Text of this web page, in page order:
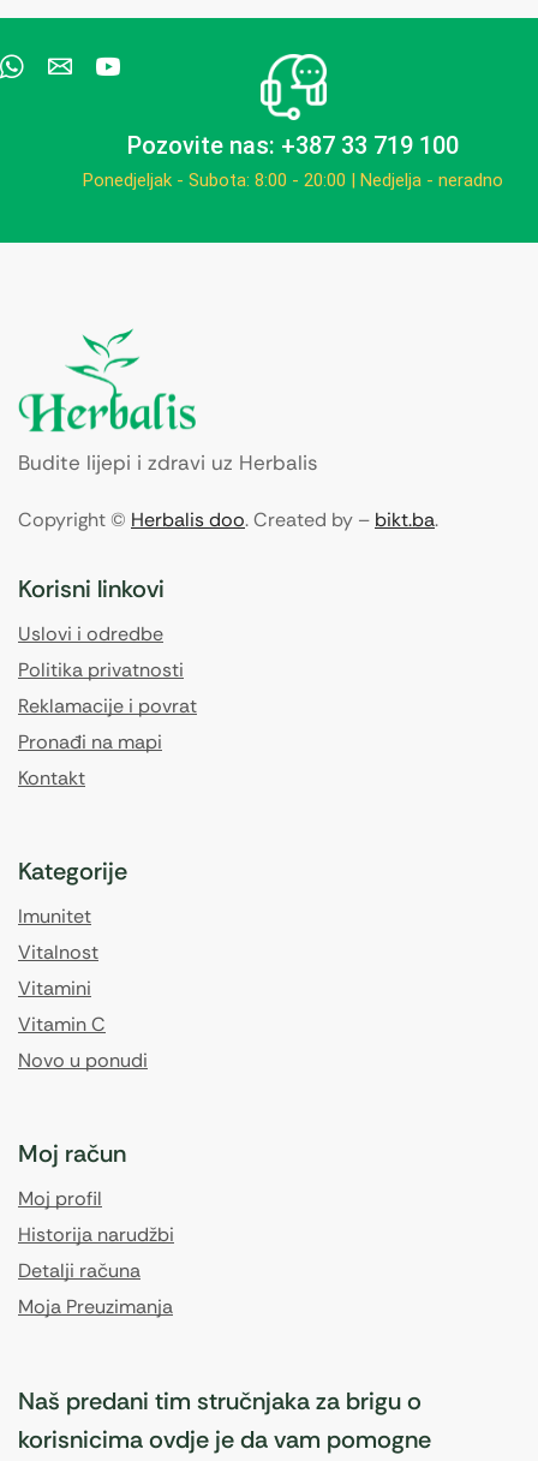
Pozovite nas: +387 33 719 100
Ponedjeljak - Subota: 8:00 - 20:00 | Nedjelja - neradno
Budite lijepi i zdravi uz Herbalis
Copyright © Herbalis doo. Created by – bikt.ba.
Korisni linkovi
Uslovi i odredbe
Politika privatnosti
Reklamacije i povrat
Pronađi na mapi
Kontakt
Kategorije
Imunitet
Vitalnost
Vitamini
Vitamin C
Novo u ponudi
Moj račun
Moj profil
Historija narudžbi
Detalji računa
Moja Preuzimanja
Naš predani tim stručnjaka za brigu o
korisnicima ovdje je da vam pomogne